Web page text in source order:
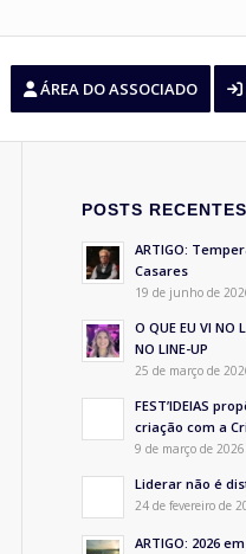
ÁREA DO ASSOCIADO
POSTS RECENTES
ARTIGO:
Casares
19 de junho de
O QUE EU VI NO
NO LINE-UP
25 de março de
FEST’IDEIAS
criação com a
9 de março de
Liderar não é
24 de fevereiro de
ARTIGO: 2026